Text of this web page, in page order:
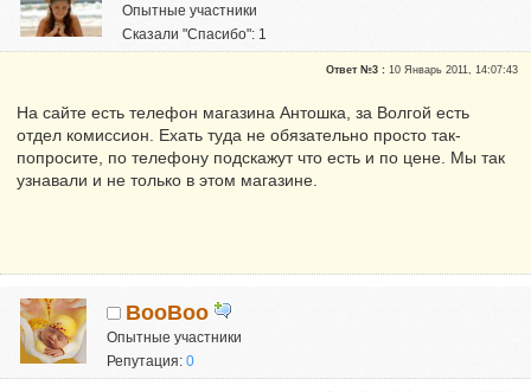
Опытные участники
Сказали "Спасибо": 1
Ответ №3 :10 Январь 2011, 14:07:43
На сайте есть телефон магазина Антошка, за Волгой есть
отдел комиссион. Ехать туда не обязательно просто так-
попросите, по телефону подскажут что есть и по цене. Мы так
узнавали и не только в этом магазине.
BooBoo
Опытные участники
Репутация:0